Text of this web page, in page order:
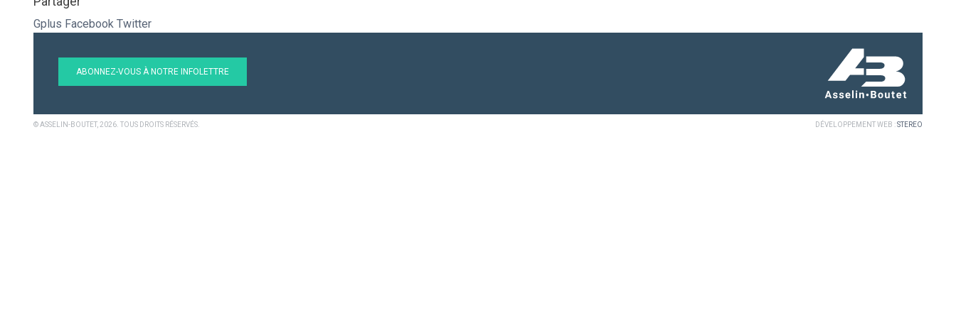
Gplus Facebook Twitter
ABONNEZ-VOUS À NOTRE INFOLETTRE
© ASSELIN-BOUTET, 2026. TOUS DROITS RÉSERVÉS. DÉVELOPPEMENT WEB :STEREO